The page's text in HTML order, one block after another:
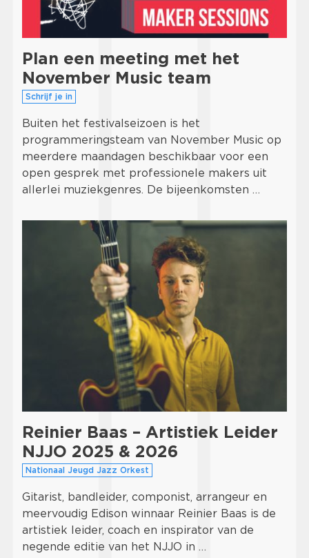
Plan een meeting met het
November Music team
Schrijf je in
Buiten het festivalseizoen is het
programmeringsteam van November Music op
meerdere maandagen beschikbaar voor een
open gesprek met professionele makers uit
allerlei muziekgenres. De bijeenkomsten …
Reinier Baas – Artistiek Leider
NJJO 2025 & 2026
Nationaal Jeugd Jazz Orkest
Gitarist, bandleider, componist, arrangeur en
meervoudig Edison winnaar Reinier Baas is de
artistiek leider, coach en inspirator van de
negende editie van het NJJO in …